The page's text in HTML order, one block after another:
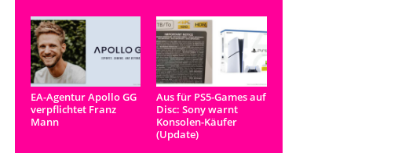
EA-Agentur Apollo GG
verpflichtet Franz
Mann
Aus für PS5-Games auf
Disc: Sony warnt
Konsolen-Käufer
(Update)